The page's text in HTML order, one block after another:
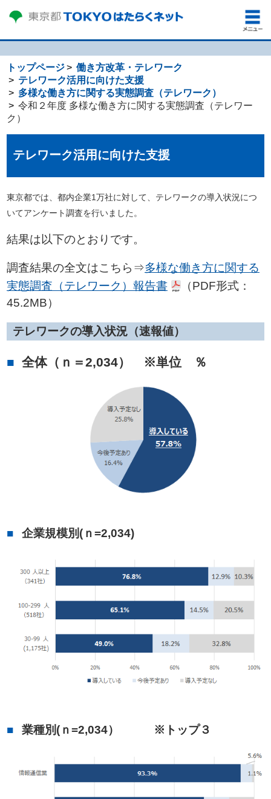
トップページ
働き方改革・テレワーク
テレワーク活用に向けた支援
多様な働き方に関する実態調査（テレワーク）
令和２年度 多様な働き方に関する実態調査（テレワー
ク）
テレワーク活用に向けた支援
東京都では、都内企業1万社に対して、テレワークの導入状況につ
いてアンケート調査を行いました。
結果は以下のとおりです。
調査結果の全文はこちら⇒多様な働き方に関する
実態調査（テレワーク）報告書
（PDF形式：
45.2MB）
テレワークの導入状況（速報値）
全体（ｎ＝2,034） ※単位 ％
企業規模別(ｎ=2,034)
業種別(ｎ=2,034） ※トップ３